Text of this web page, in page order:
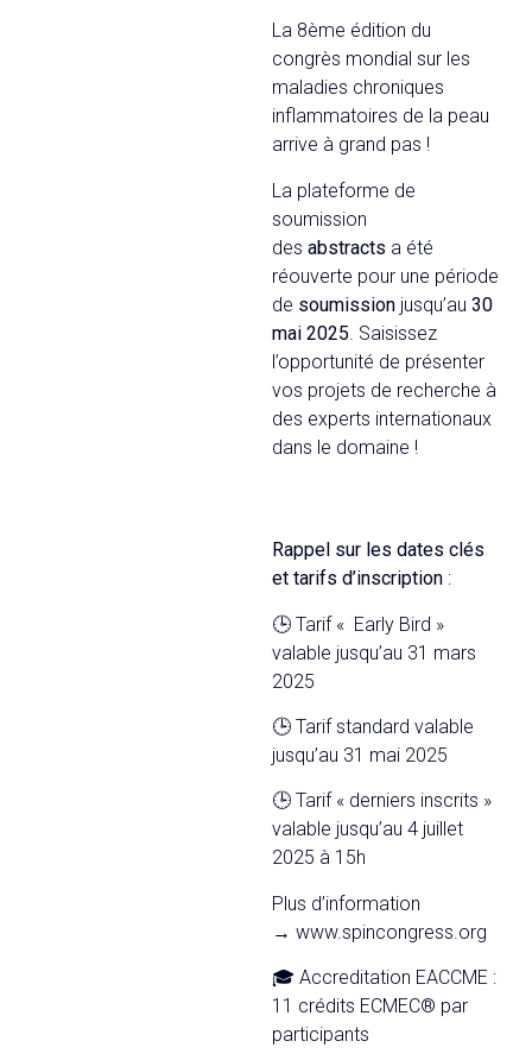
La 8ème édition du
congrès mondial sur les
maladies chroniques
inflammatoires de la peau
arrive à grand pas !
La plateforme de
soumission
desabstracts a été
réouverte pour une période
de soumission jusqu’au30
mai 2025 . Saisissez
l’opportunité de présenter
vos projets de recherche à
des experts internationaux
dans le domaine !
Rappel sur les dates clés
et tarifs d’inscription :
🕒 Tarif « Early Bird »
valable jusqu’au 31 mars
2025
🕒 Tarif standard valable
jusqu’au 31 mai 2025
🕒 Tarif « derniers inscrits »
valable jusqu’au 4 juillet
2025 à 15h
Plus d’information
→ www.spincongress.org
🎓 Accreditation EACCME :
11 crédits ECMEC® par
participants